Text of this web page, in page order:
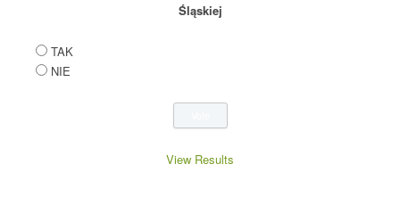
Śląskiej
TAK
NIE
View Results